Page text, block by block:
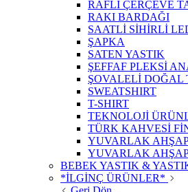
RAFLI ÇERÇEVE
RAKI BARDAĞI
SAATLİ SİHİRLİ
ŞAPKA
SATEN YASTIK
ŞEFFAF PLEKSİ
ŞOVALELİ DOĞAL
SWEATSHIRT
T-SHIRT
TEKNOLOJİ
TÜRK KAHVESİ
YUVARLAK
YUVARLAK
BEBEK YASTIK &
*İLGİNÇ ÜRÜNLER*